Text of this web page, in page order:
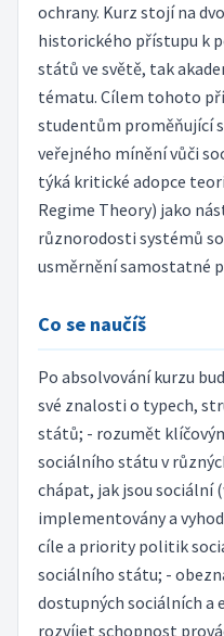
ochrany. Kurz stojí na
historického přístupu k
států ve světě, tak
tématu. Cílem tohoto
studentům proměňující
veřejného mínění vůči
týká kritické adopce
Regime Theory) jako
různorodosti systémů
usměrnění samostatné
Co se naučíš
Po absolvování kurzu
své znalosti o typech,
států; - rozumět
sociálního státu v
chápat, jak jsou sociální
implementovány a
cíle a priority politik
sociálního státu; -
dostupných sociálních a
rozvíjet schopnost